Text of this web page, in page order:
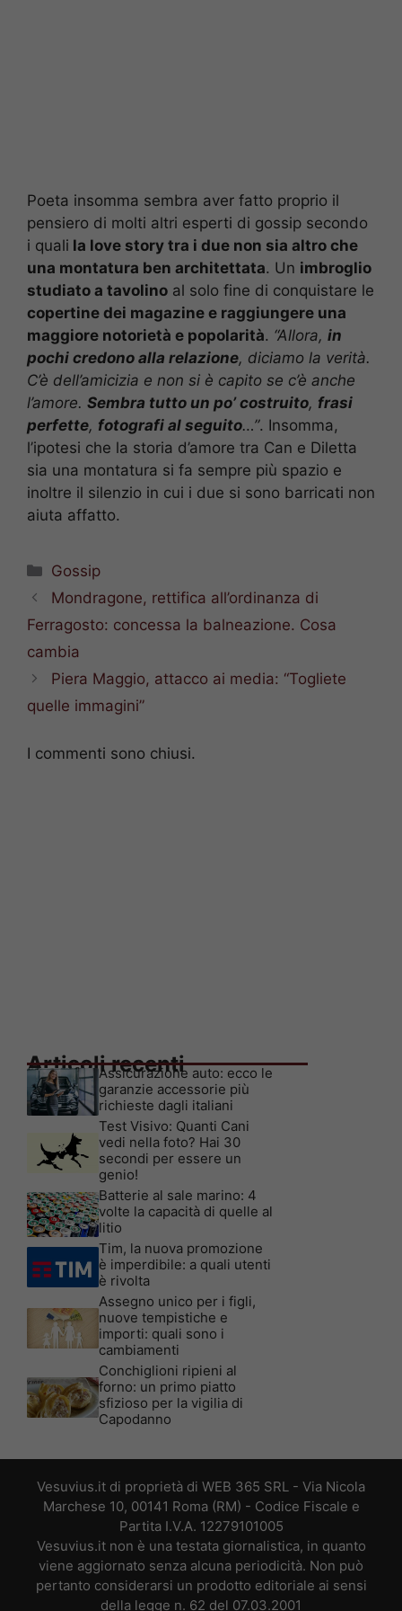
Poeta insomma sembra aver fatto proprio il
pensiero di molti altri esperti di gossip secondo
i quali la love story tra i due non sia altro che
una montatura ben architettata. Un imbroglio
studiato a tavolino al solo fine di conquistare le
copertine dei magazine e raggiungere una
maggiore notorietà e popolarità. “Allora, in
pochi credono alla relazione, diciamo la verità.
C’è dell’amicizia e non si è capito se c’è anche
l’amore. Sembra tutto un po’ costruito, frasi
perfette, fotografi al seguito…”. Insomma,
l’ipotesi che la storia d’amore tra Can e Diletta
sia una montatura si fa sempre più spazio e
inoltre il silenzio in cui i due si sono barricati non
aiuta affatto.
Categorie
Gossip
Mondragone, rettifica all’ordinanza di
Ferragosto: concessa la balneazione. Cosa
cambia
Piera Maggio, attacco ai media: “Togliete
quelle immagini”
I commenti sono chiusi.
Articoli recenti
Assicurazione auto: ecco le
garanzie accessorie più
richieste dagli italiani
Test Visivo: Quanti Cani
vedi nella foto? Hai 30
secondi per essere un
genio!
Batterie al sale marino: 4
volte la capacità di quelle al
litio
Tim, la nuova promozione
è imperdibile: a quali utenti
è rivolta
Assegno unico per i figli,
nuove tempistiche e
importi: quali sono i
cambiamenti
Conchiglioni ripieni al
forno: un primo piatto
sfizioso per la vigilia di
Capodanno
Vesuvius.it di proprietà di WEB 365 SRL - Via Nicola
Marchese 10, 00141 Roma (RM) - Codice Fiscale e
Partita I.V.A. 12279101005
Vesuvius.it non è una testata giornalistica, in quanto
viene aggiornato senza alcuna periodicità. Non può
pertanto considerarsi un prodotto editoriale ai sensi
della legge n. 62 del 07.03.2001